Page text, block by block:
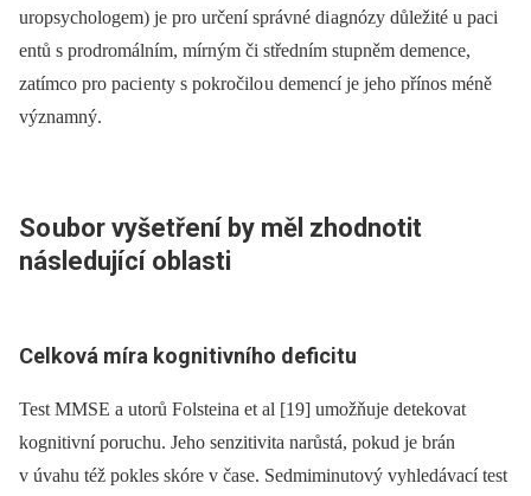
uropsychologem) je pro určení správné di agnózy důležité u paci
entů s prodromálním, mírným či středním stupněm demence,
zatímco pro paci enty s pokročilo u de­mencí je jeho přínos méně
významný.
Soubor vyšetření by měl zhodnotit
následující oblasti
Celková míra kognitivního deficitu
Test MMSE a utorů Folsteina et al [19] umožňuje detekovat
kognitivní poruchu. Jeho senzitivita narůstá, pokud je brán
v úvahu též pokles skóre v čase. Sedmiminutový vyhledávací test